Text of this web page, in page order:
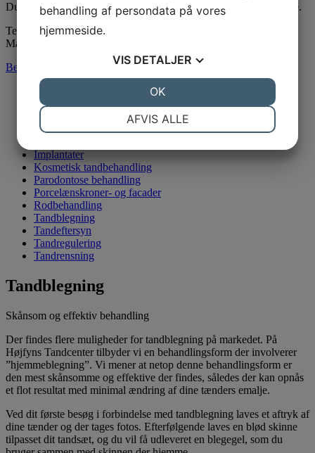
Du er selvfølgelig altid velkommen til at kontakte os uforpligtende.
Telefon 64 47 12 20
Mail
Behandlinger
3D CT scanninger og røntgen
Broer
Implantater
Kosmetisk tandbehandling
Parodontose behandling
Porcelænskroner- og facader
Rodbehandling
Tandblegning
Tandeftersyn
Tandregulering
Tandrensning
Tandblegning
Skånsom og effektiv behandling
Der findes flere muligheder for tandblegning på markedet. På
Højfyns Tandcenter tilbyder vi en behandlingsform der involverer
”hjemmeblegning”. Vi mener at netop denne behandlingsform er
den mest skånsomme og effektive der findes, således der kan opnås
et flot resultat med minimal ændring af dine tænders emalje.
Ved dit første besøg i forbindelse med tandblegning laves et aftryk af
dine tænder og der tages fotos. Efterfølgende laves en blød skinne
tilpasset dit tandsæt, og du vil få udleveret en blegegel, som du
behandling af persondata på vores
hjemmeside.
VIS DETALJER
MARKETING
AFVIS ALLE
OK